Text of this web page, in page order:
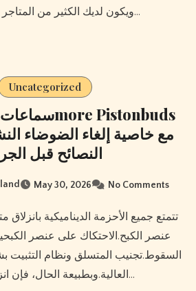
ويكون لديك الكثير من المتاجر للاختيار من…
Uncategorized
النصائح قبل
May 30, 2026 No Comments
تتمتع جميع الأحزمة الديناميكية بانزلاق متحكم فيه الحبل فوق
عنصر الكبح.الاحتكاك على عنصر
السقوط.تجنيب المتسلق ونظام التثبيت
العالية.وبطبيعة الحال، فإن انزلاق الحبل…